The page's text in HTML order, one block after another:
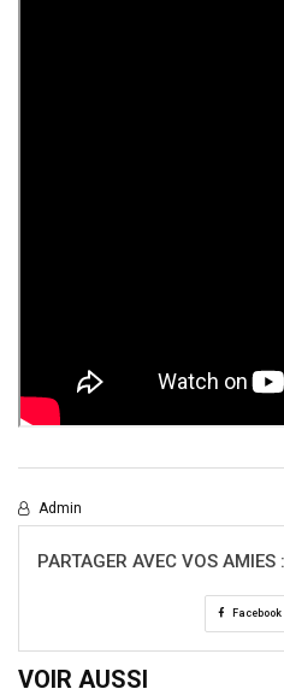
Admin
PARTAGER AVEC VOS AMIES :
Facebook
VOIR AUSSI